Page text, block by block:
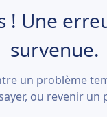
! Une
survenue.
un problème
ou revenir un